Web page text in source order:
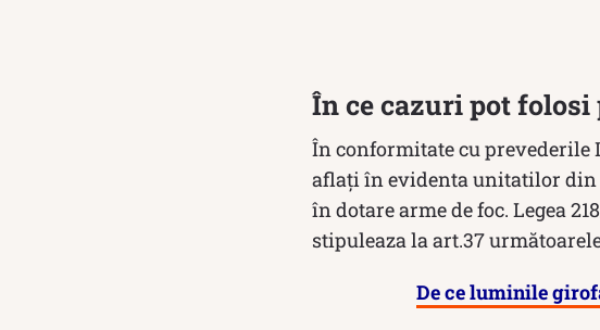
În ce cazuri pot
În conformitate cu
aflați în evidenta unitatilor din
în dotare arme de foc. Legea
stipuleaza la art.37
De ce luminile